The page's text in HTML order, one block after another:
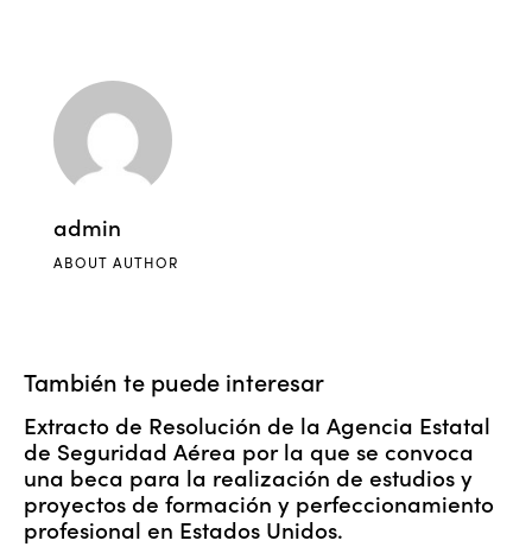
admin
ABOUT AUTHOR
También te puede interesar
Extracto de Resolución de la Agencia Estatal
de Seguridad Aérea por la que se convoca
una beca para la realización de estudios y
proyectos de formación y perfeccionamiento
profesional en Estados Unidos.